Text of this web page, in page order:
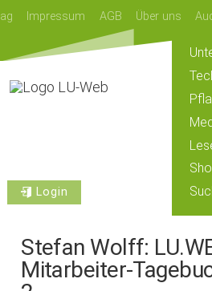
Impressum AGB Über uns
Login
Stefan Wolff:
Mitarbeiter-